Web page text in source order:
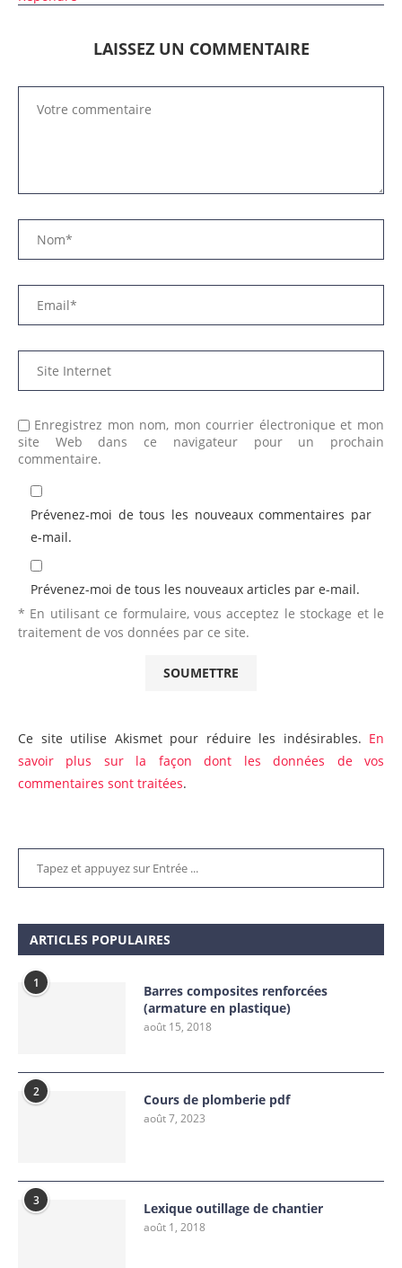
LAISSEZ UN COMMENTAIRE
Enregistrez mon nom, mon courrier électronique et mon
site Web dans ce navigateur pour un prochain
commentaire.
Prévenez-moi de tous les nouveaux commentaires par
e-mail.
Prévenez-moi de tous les nouveaux articles par e-mail.
* En utilisant ce formulaire, vous acceptez le stockage et le
traitement de vos données par ce site.
Ce site utilise Akismet pour réduire les indésirables. En
savoir plus sur la façon dont les données de vos
commentaires sont traitées.
ARTICLES POPULAIRES
1
Barres composites renforcées
(armature en plastique)
août 15, 2018
2 Cours de plomberie pdf
août 7, 2023
3 Lexique outillage de chantier
août 1, 2018